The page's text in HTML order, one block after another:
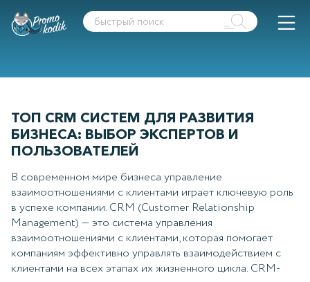
ТОП CRM СИСТЕМ ДЛЯ РАЗВИТИЯ
БИЗНЕСА: ВЫБОР ЭКСПЕРТОВ И
ПОЛЬЗОВАТЕЛЕЙ
В современном мире бизнеса управление
взаимоотношениями с клиентами играет ключевую роль
в успехе компании. CRM (Customer Relationship
Management) — это система управления
взаимоотношениями с клиентами, которая помогает
компаниям эффективно управлять взаимодействием с
клиентами на всех этапах их жизненного цикла. CRM-